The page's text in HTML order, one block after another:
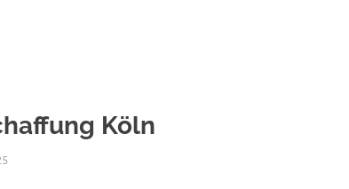
Köln
NICOLE.BETH
ALLGEMEIN